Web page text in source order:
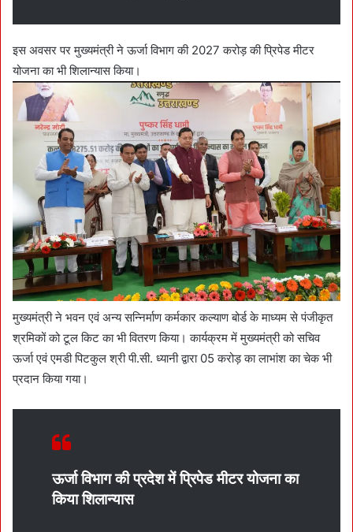
इस अवसर पर मुख्यमंत्री ने ऊर्जा विभाग की 2027 करोड़ की प्रिपेड मीटर
योजना का भी शिलान्यास किया।
मुख्यमंत्री ने भवन एवं अन्य सन्निर्माण कर्मकार कल्याण बोर्ड के माध्यम से पंजीकृत
श्रमिकों को टूल किट का भी वितरण किया। कार्यक्रम में मुख्यमंत्री को सचिव
ऊर्जा एवं एमडी पिटकुल श्री पी.सी. ध्यानी द्वारा 05 करोड़ का लाभांश का चेक भी
प्रदान किया गया।
ऊर्जा विभाग की प्रदेश में प्रिपेड मीटर योजना का
किया शिलान्यास